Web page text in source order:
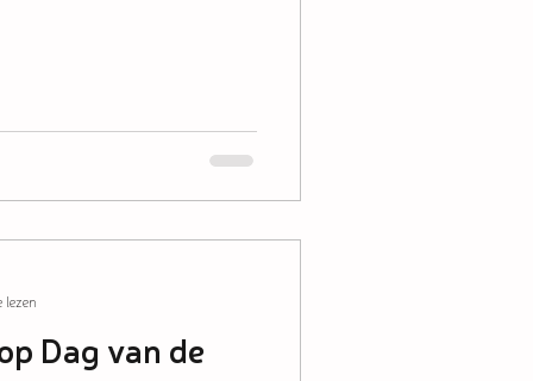
Dag van de
lezen